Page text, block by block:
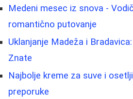
Medeni mesec iz snova -
romantično putovanje
Uklanjanje Madeža i
Znate
Najbolje kreme za suve i
preporuke